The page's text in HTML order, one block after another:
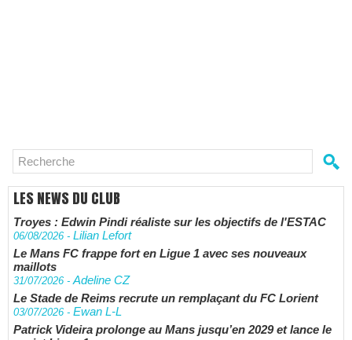
LES NEWS DU CLUB
Troyes : Edwin Pindi réaliste sur les objectifs de l'ESTAC
06/08/2026 - Lilian Lefort
Le Mans FC frappe fort en Ligue 1 avec ses nouveaux
maillots
31/07/2026 -Adeline CZ
Le Stade de Reims recrute un remplaçant du FC Lorient
03/07/2026 - Ewan L-L
Patrick Videira prolonge au Mans jusqu’en 2029 et lance le